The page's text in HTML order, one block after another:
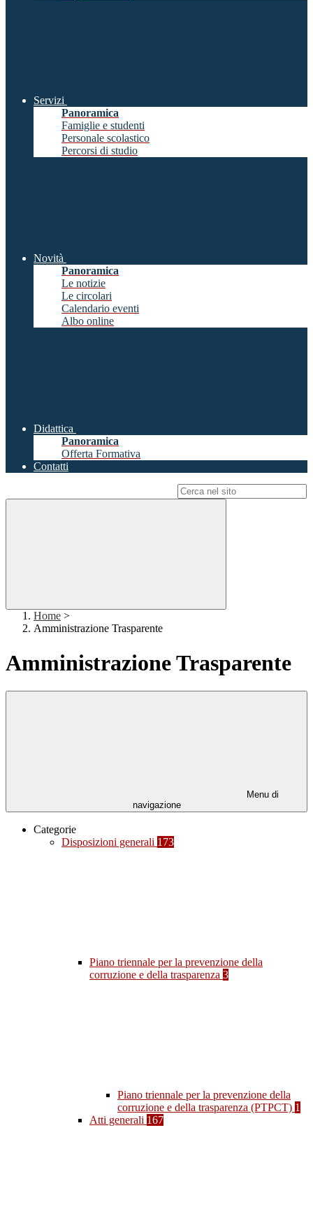
Servizi
Panoramica
Famiglie e studenti
Personale scolastico
Percorsi di studio
Novità
Panoramica
Le notizie
Le circolari
Calendario eventi
Albo online
Didattica
Panoramica
Offerta Formativa
Contatti
Home >
Amministrazione Trasparente
Amministrazione Trasparente
Menu di
navigazione
Categorie
Disposizioni generali 173
Piano triennale per la prevenzione della
corruzione e della trasparenza 3
Piano triennale per la prevenzione della
corruzione e della trasparenza (PTPCT) 1
Atti generali 167